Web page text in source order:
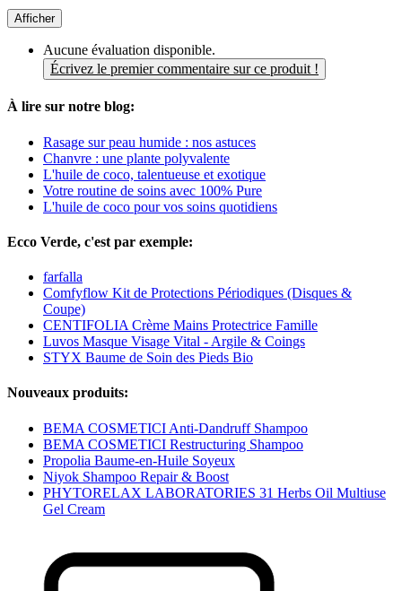
Afficher
Aucune évaluation disponible.
Écrivez le premier commentaire sur ce produit !
À lire sur notre blog:
Rasage sur peau humide : nos astuces
Chanvre : une plante polyvalente
L'huile de coco, talentueuse et exotique
Votre routine de soins avec 100% Pure
L'huile de coco pour vos soins quotidiens
Ecco Verde, c'est par exemple:
farfalla
Comfyflow Kit de Protections Périodiques (Disques &
Coupe)
CENTIFOLIA Crème Mains Protectrice Famille
Luvos Masque Visage Vital - Argile & Coings
STYX Baume de Soin des Pieds Bio
Nouveaux produits:
BEMA COSMETICI Anti-Dandruff Shampoo
BEMA COSMETICI Restructuring Shampoo
Propolia Baume-en-Huile Soyeux
Niyok Shampoo Repair & Boost
PHYTORELAX LABORATORIES 31 Herbs Oil Multiuse
Gel Cream